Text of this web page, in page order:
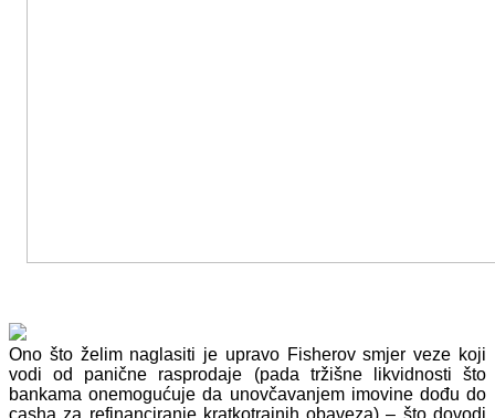
Ono što želim naglasiti je upravo Fisherov smjer veze koji
vodi od panične rasprodaje (pada tržišne likvidnosti što
bankama onemogućuje da unovčavanjem imovine dođu do